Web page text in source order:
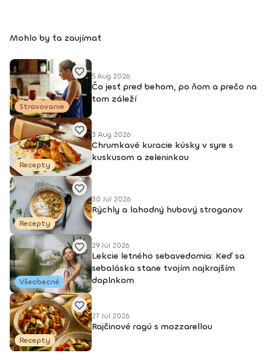
Mohlo by ťa zaujímať
Stravovanie
5 Aug 2026
Čo jesť pred behom, po ňom a prečo na
tom záleží
Recepty
3 Aug 2026
Chrumkavé kuracie kúsky v syre s
kuskusom a zeleninkou
Recepty
30 Júl 2026
Rýchly a lahodný hubový stroganov
Všeobecné
29 Júl 2026
Lekcie letného sebavedomia: Keď sa
sebaláska stane tvojím najkrajším
doplnkom
Recepty
27 Júl 2026
Rajčinové ragú s mozzarellou